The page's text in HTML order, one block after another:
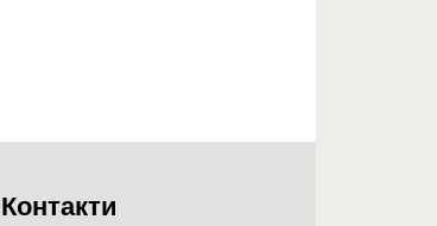
Контакти